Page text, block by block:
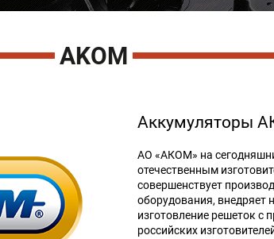
AKOM
Аккумуляторы
АО «АКОМ» на
отечественным
совершенствует
оборудования, внедряет
изготовление решеток с
российских